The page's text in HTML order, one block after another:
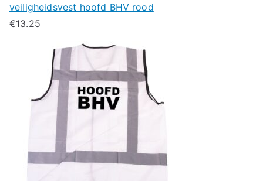
veiligheidsvest hoofd BHV rood
€13.25